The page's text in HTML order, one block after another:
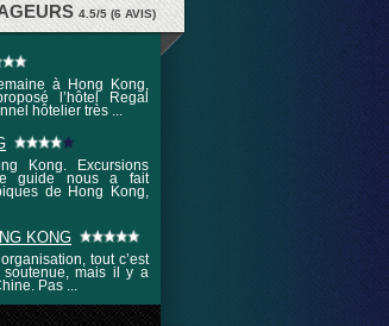
à Hong Kong,
l’hôtel Regal
hôtelier très ...
Kong. Excursions
guide nous a fait
de Hong Kong,
KONG
tout c’est
soutenue, mais il y a
Pas ...
4.5/5(6AVIS)